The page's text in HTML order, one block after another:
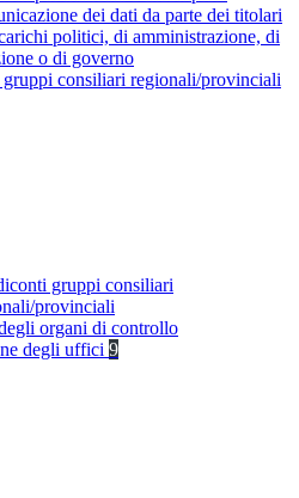
dei dati da parte dei titolari
politici, di amministrazione, di
o di governo
consiliari regionali/provinciali
gruppi consiliari
provinciali
organi di controllo
degli uffici 9